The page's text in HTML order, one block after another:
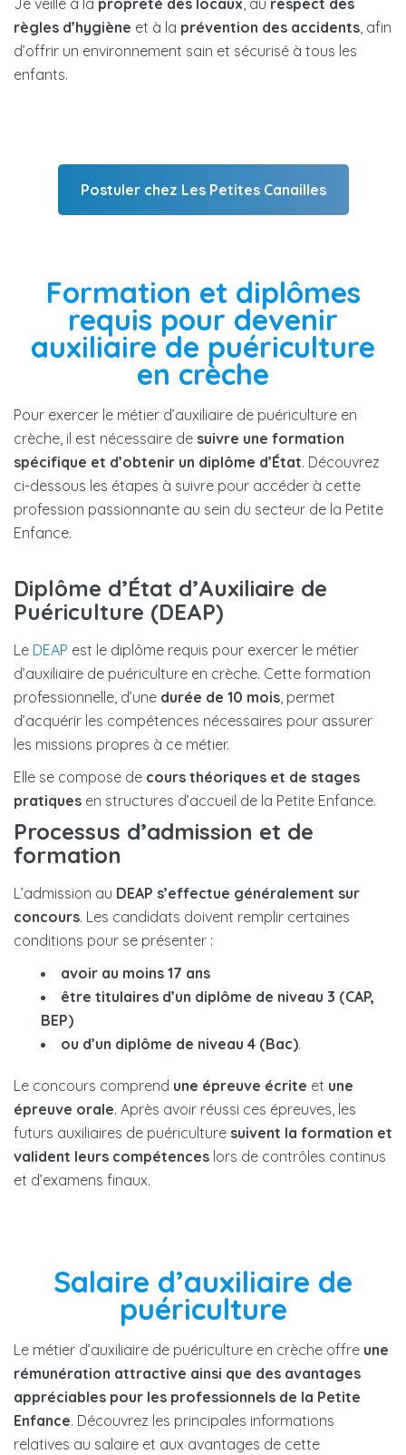
Je veille à la propreté des locaux, au respect des
règles d’hygiène et à la prévention des accidents, afin
d’offrir un environnement sain et sécurisé à tous les
enfants.
Postuler chez Les Petites Canailles
Formation et diplômes
requis pour devenir
auxiliaire de puériculture
en crèche
Pour exercer le métier d’auxiliaire de puériculture en
crèche, il est nécessaire de suivre une formation
spécifique et d’obtenir un diplôme d’État. Découvrez
ci-dessous les étapes à suivre pour accéder à cette
profession passionnante au sein du secteur de la Petite
Enfance.
Diplôme d’État d’Auxiliaire de
Puériculture (DEAP)
Le DEAP est le diplôme requis pour exercer le métier
d’auxiliaire de puériculture en crèche. Cette formation
professionnelle, d’une durée de 10 mois, permet
d’acquérir les compétences nécessaires pour assurer
les missions propres à ce métier.
Elle se compose de cours théoriques et de stages
pratiques en structures d’accueil de la Petite Enfance.
Processus d’admission et de
formation
L’admission au DEAP s’effectue généralement sur
concours. Les candidats doivent remplir certaines
conditions pour se présenter :
avoir au moins 17 ans
être titulaires d’un diplôme de niveau 3 (CAP,
BEP)
ou d’un diplôme de niveau 4 (Bac).
Le concours comprend une épreuve écrite et une
épreuve orale. Après avoir réussi ces épreuves, les
futurs auxiliaires de puériculture suivent la formation et
valident leurs compétences lors de contrôles continus
et d’examens finaux.
Salaire d’auxiliaire de
puériculture
Le métier d’auxiliaire de puériculture en crèche offre une
rémunération attractive ainsi que des avantages
appréciables pour les professionnels de la Petite
Enfance. Découvrez les principales informations
relatives au salaire et aux avantages de cette